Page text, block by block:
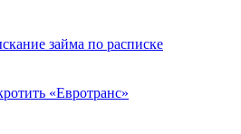
займа по расписке
«Евротранс»